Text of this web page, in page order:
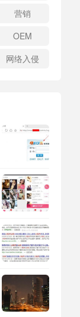
营销
OEM
网络入侵